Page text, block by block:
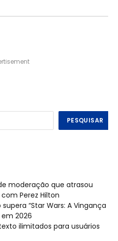
PESQUISAR
moderação que atrasou
Perez Hilton
“Star Wars: A Vingança
em 2026
ilimitados para usuários